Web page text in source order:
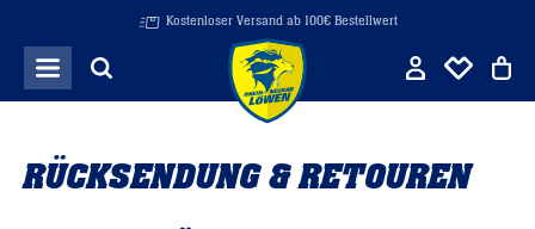
Zum Hauptinhalt springenKostenloser Versand ab 100€ Bestellwert
RÜCKSENDUNG & RETOUREN